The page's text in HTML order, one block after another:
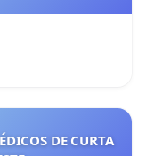
DE CURTA